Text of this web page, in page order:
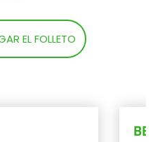
EL FOLLETO
BEV